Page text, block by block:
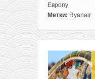
Авиабилеты
на
из
87€
туда-
Европу
Метки: Ryanair